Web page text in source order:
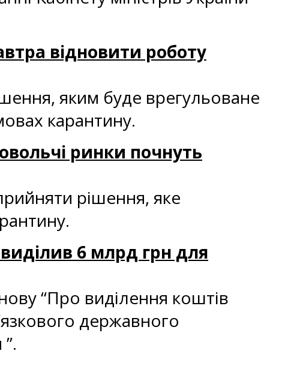
відновити роботу
яким буде врегульоване
карантину.
ринки почнуть
рішення, яке
6 млрд грн для
“Про виділення коштів
державного